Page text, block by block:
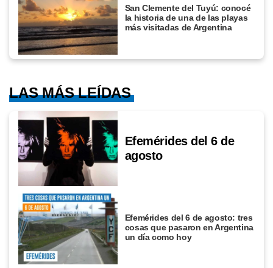
San Clemente del Tuyú: conocé
la historia de una de las playas
más visitadas de Argentina
LAS MÁS LEÍDAS
Efemérides del 6 de
agosto
Efemérides del 6 de agosto: tres
cosas que pasaron en Argentina
un día como hoy